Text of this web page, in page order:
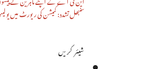
سنبھل تشدد: کمیشن کی رپورٹ میں
شیئر کریں